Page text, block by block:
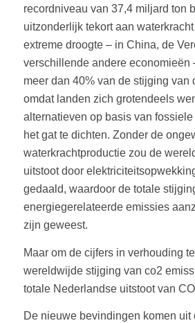
recordniveau van 37,4 miljard ton
uitzonderlijk tekort aan
extreme droogte – in China, de
verschillende andere economieën
meer dan 40% van de stijging van
omdat landen zich grotendeels
alternatieven op basis van
het gat te dichten. Zonder de
waterkrachtproductie zou de
uitstoot door
gedaald, waardoor de totale
energiegerelateerde emissies
zijn geweest.
Maar om de cijfers in verhouding
wereldwijde stijging van co2
totale Nederlandse uitstoot van
De nieuwe bevindingen komen uit